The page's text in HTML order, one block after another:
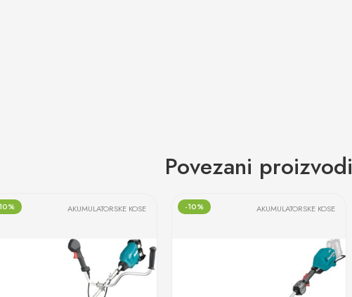
Povezani proizvodi
AKUMULATORSKE KOSE -10% AKUMULATORSKE KOSE